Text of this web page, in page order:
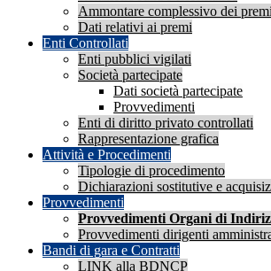
Ammontare complessivo dei premi
Dati relativi ai premi
Enti Controllati
Enti pubblici vigilati
Società partecipate
Dati società partecipate
Provvedimenti
Enti di diritto privato controllati
Rappresentazione grafica
Attività e Procedimenti
Tipologie di procedimento
Dichiarazioni sostitutive e
Provvedimenti
Provvedimenti Organi di
Provvedimenti dirigenti
Bandi di gara e Contratti
LINK alla BDNCP